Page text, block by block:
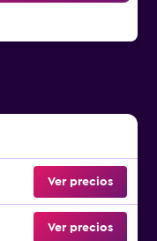
Ver precios
Ver precios